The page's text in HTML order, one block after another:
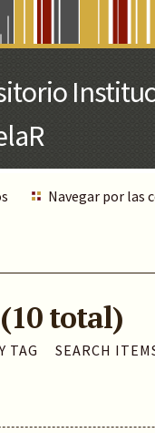
Navegar por las
total)
TAG SEARCH